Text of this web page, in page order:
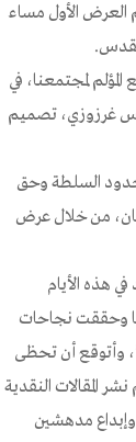
العرض الأول مساء
لمجتمعنا، في
غرزوزي، تصميم
السلطة وحق
من خلال عرض
هذه الأيام
وحققت نجاحات
وأتوقع أن تحظى
خاصة أن فصلًا منها تُرجم الى اللغة العبرية ونشر في مجلة 77 ، وتم نشر المقالات النقدية
مدهشين